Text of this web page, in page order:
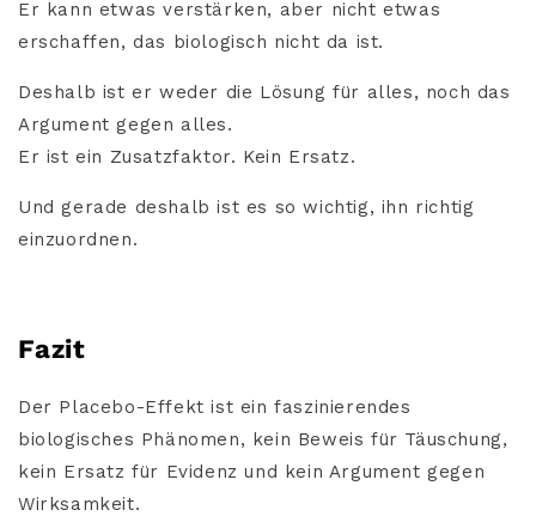
Er kann etwas verstärken, aber nicht etwas
erschaffen, das biologisch nicht da ist.
Deshalb ist er weder die Lösung für alles, noch das
Argument gegen alles.
Er ist ein Zusatzfaktor. Kein Ersatz.
Und gerade deshalb ist es so wichtig, ihn richtig
einzuordnen.
Fazit
Der Placebo-Effekt ist ein faszinierendes
biologisches Phänomen, kein Beweis für Täuschung,
kein Ersatz für Evidenz und kein Argument gegen
Wirksamkeit.